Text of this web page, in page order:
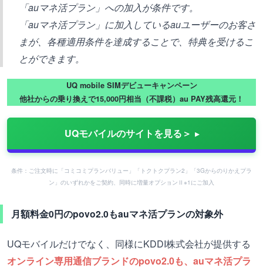
「auマネ活プラン」への加入が条件です。
「auマネ活プラン」に加入しているauユーザーのお客さ
まが、各種適用条件を達成することで、特典を受けるこ
とができます。
UQ mobile SIMデビューキャンペーン
他社からの乗り換えで15,000円相当（不課税）au PAY残高還元！
UQモバイルのサイトを見る＞
条件：ご注文時に「コミコミプランバリュー」「トクトクプラン2」「3Gからのりかえプラ
ン」のいずれかをご契約、同時に増量オプションⅡ※1にご加入
月額料金0円のpovo2.0もauマネ活プランの対象外
UQモバイルだけでなく、同様にKDDI株式会社が提供する
オンライン専用通信ブランドのpovo2.0も、auマネ活プラ